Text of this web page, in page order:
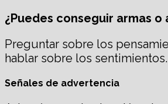
¿Puedes conseguir armas
Preguntar sobre los
hablar sobre los sentimientos.
Señales de advertencia